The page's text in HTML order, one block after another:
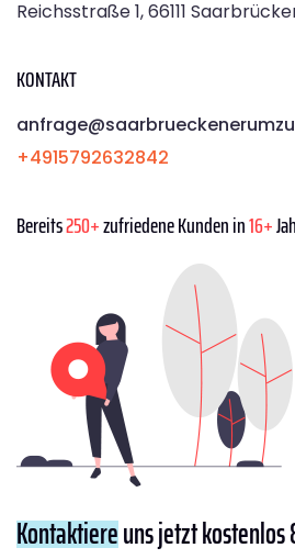
Reichsstraße 1, 66111
KONTAKT
+4915792632842
Bereits250+zufriedene Kunden in16+
Kontaktiereuns jetzt